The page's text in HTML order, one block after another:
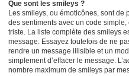
Que sont les smileys ?
Les smileys, ou émoticônes, sont
des sentiments avec un code
triste. La liste complète des smileys
message. Essayez toutefois de ne
rendre un message illisible et un
simplement d’effacer le message.
nombre maximum de smileys par